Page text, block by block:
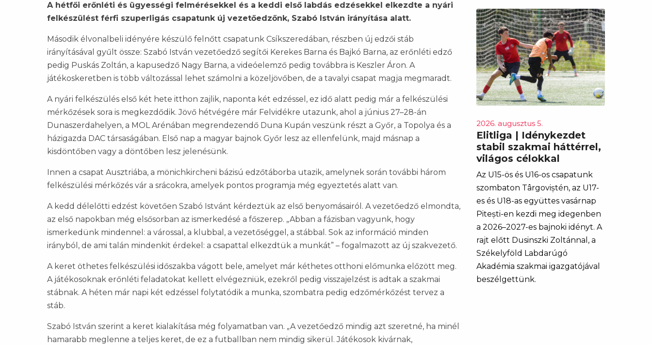
A hétfői erőnléti és ügyességi felmérésekkel és a keddi első labdás edzésekkel elkezdte a nyári
felkészülést férfi szuperligás csapatunk új vezetőedzőnk, Szabó István irányítása alatt.
Második élvonalbeli idényére készülő felnőtt csapatunk Csíkszeredában, részben új edzői stáb
irányításával gyűlt össze: Szabó István vezetőedző segítői Kerekes Barna és Bajkó Barna, az erőnléti edző
pedig Puskás Zoltán, a kapusedző Nagy Barna, a videóelemző pedig továbbra is Keszler Áron. A
játékoskeretben is több változással lehet számolni a közeljövőben, de a tavalyi csapat magja megmaradt.
A nyári felkészülés első két hete itthon zajlik, naponta két edzéssel, ez idő alatt pedig már a felkészülési
mérkőzések sora is megkezdődik. Jövő hétvégére már Felvidékre utazunk, ahol a június 27–28-án
Dunaszerdahelyen, a MOL Arénában megrendezendő Duna Kupán veszünk részt a Győr, a Topolya és a
házigazda DAC társaságában. Első nap a magyar bajnok Győr lesz az ellenfelünk, majd másnap a
kisdöntőben vagy a döntőben lesz jelenésünk.
Innen a csapat Ausztriába, a mönichkircheni bázisú edzőtáborba utazik, amelynek során további három
felkészülési mérkőzés vár a srácokra, amelyek pontos programja még egyeztetés alatt van.
A kedd délelőtti edzést követően Szabó Istvánt kérdeztük az első benyomásairól. A vezetőedző elmondta,
az első napokban még elsősorban az ismerkedésé a főszerep. „Abban a fázisban vagyunk, hogy
ismerkedünk mindennel: a várossal, a klubbal, a vezetőséggel, a stábbal. Sok az információ minden
irányból, de ami talán mindenkit érdekel: a csapattal elkezdtük a munkát” – fogalmazott az új szakvezető.
A keret öthetes felkészülési időszakba vágott bele, amelyet már kéthetes otthoni előmunka előzött meg.
A játékosoknak erőnléti feladatokat kellett elvégezniük, ezekről pedig visszajelzést is adtak a szakmai
stábnak. A héten már napi két edzéssel folytatódik a munka, szombatra pedig edzőmérkőzést tervez a
stáb.
Szabó István szerint a keret kialakítása még folyamatban van. „A vezetőedző mindig azt szeretné, ha minél
hamarabb meglenne a teljes keret, de ez a futballban nem mindig sikerül. Játékosok kivárnak,
2026. augusztus 5.
Elitliga | Idénykezdet
stabil szakmai háttérrel,
világos célokkal
Az U15-ös és U16-os csapatunk
szombaton Târgoviștén, az U17-
es és U18-as együttes vasárnap
Pitești-en kezdi meg idegenben
a 2026–2027-es bajnoki idényt. A
rajt előtt Dusinszki Zoltánnal, a
Székelyföld Labdarúgó
Akadémia szakmai igazgatójával
beszélgettünk.